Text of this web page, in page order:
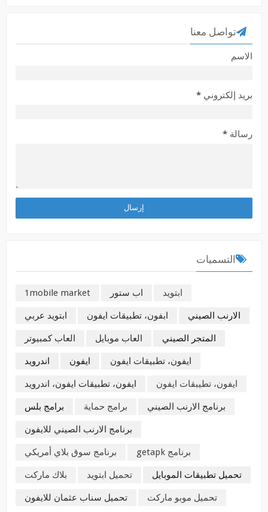
تواصل معنا
الاسم
بريد إلكتروني *
رسالة *
التسميات
1mobile market اب ستور ابتويد
ابتويد عربي ابفون، تطبيقات ايفون الارنب الصيني
العاب كمبيوتر العاب موبايل المتجر الصيني
اندرويد ايفون ايفون، تطبيقات ايفون
ايفون، تطبيقات ايفون، اندرويد ايفون، تطيبقات ايفون
برامج بلس برامج حماية برنامج الارنب الصيني
برنامج الارنب الصيني للايفون
برنامج سوق بلاي أمريكي برنامج getapk
بلاك ماركت تحميل ابتويد تحميل تطبيقات الموبايل
تحميل سناب عثمان للايفون تحميل موبو ماركت